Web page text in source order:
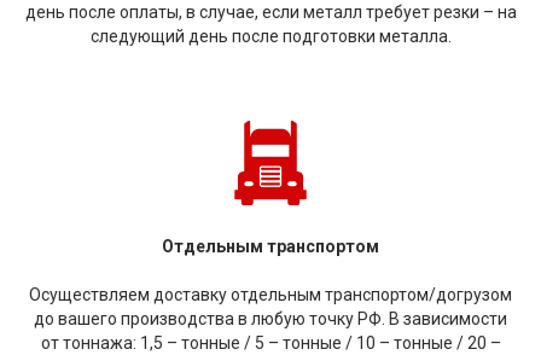
день после оплаты, в случае, если металл требует резки – на
следующий день после подготовки металла.
Отдельным транспортом
Осуществляем доставку отдельным транспортом/догрузом
до вашего производства в любую точку РФ. В зависимости
от тоннажа: 1,5 – тонные / 5 – тонные / 10 – тонные / 20 –